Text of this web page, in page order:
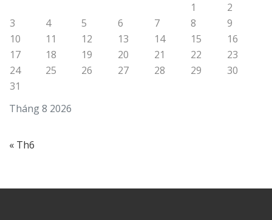
Tháng 8 2026
1
2
3
4 5 6 7 8
9
10
11 12 13 14 15
16
17
18 19 20 21 22
23
24
25 26 27 28 29
30
31
« Th6